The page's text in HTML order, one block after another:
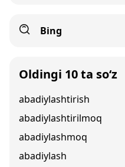
Bing
Oldingi 10 ta so‘z
abadiylashtirish
abadiylashtirilmoq
abadiylashmoq
abadiylash